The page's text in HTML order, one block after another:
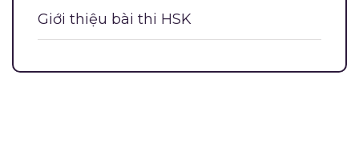
Giới thiệu bài thi HSK